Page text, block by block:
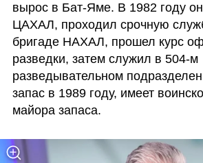
вырос в Бат-Яме. В 1982 году
ЦАХАЛ, проходил срочную
бригаде НАХАЛ, прошел курс
разведки, затем служил в 504-м
разведывательном
запас в 1989 году, имеет
майора запаса.